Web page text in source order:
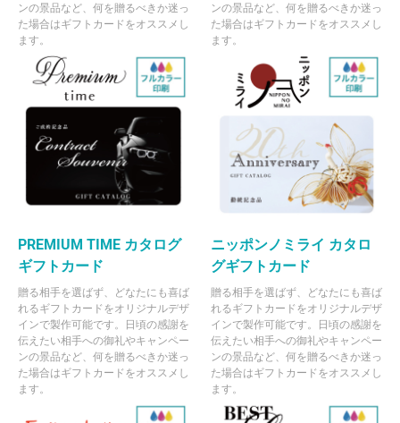
ンの景品など、何を贈るべきか迷っ
た場合はギフトカードをオススメし
ます。
ンの景品など、何を贈るべきか迷っ
た場合はギフトカードをオススメし
ます。
PREMIUM TIME カタログ
ギフトカード
贈る相手を選ばず、どなたにも喜ば
れるギフトカードをオリジナルデザ
インで製作可能です。日頃の感謝を
伝えたい相手への御礼やキャンペー
ンの景品など、何を贈るべきか迷っ
た場合はギフトカードをオススメし
ます。
ニッポンノミライ カタロ
グギフトカード
贈る相手を選ばず、どなたにも喜ば
れるギフトカードをオリジナルデザ
インで製作可能です。日頃の感謝を
伝えたい相手への御礼やキャンペー
ンの景品など、何を贈るべきか迷っ
た場合はギフトカードをオススメし
ます。